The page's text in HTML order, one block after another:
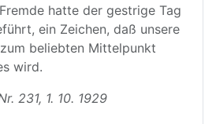
hatte der gestrige Tag
ein Zeichen, daß unsere
beliebten Mittelpunkt
wird.
231, 1. 10. 1929